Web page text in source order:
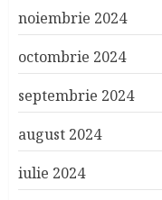
noiembrie 2024
octombrie 2024
septembrie 2024
august 2024
iulie 2024